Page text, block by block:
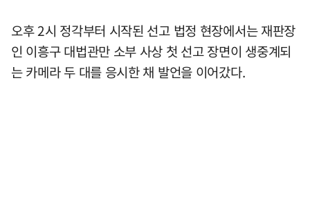
오후 2시 정각부터 시작된 선고 법정 현장에서는 재판장
인 이흥구 대법관만 소부 사상 첫 선고 장면이 생중계되
는 카메라 두 대를 응시한 채 발언을 이어갔다.